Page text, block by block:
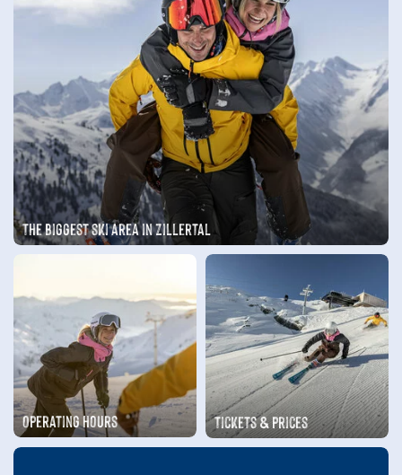
The biggest ski area in Zillertal
Operating hours Tickets & prices